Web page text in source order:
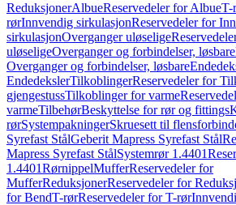
ReduksjonerAlbueReservedeler for AlbueT-
rørInnvendig sirkulasjonReservedeler for
sirkulasjonOverganger uløselige
uløseligeOverganger og forbindelser, løsbare
Overganger og forbindelser, løsbare
EndedekslerTilkoblingerReservedeler for
gjengestussTilkoblinger for varme
varmeTilbehørBeskyttelse for rør og fittings
rørSystempakningerSkruesett til
Syrefast StålGeberit Mapress Syrefast Stål
Mapress Syrefast StålSystemrør 1.4401
1.4401RørnippelMufferReservedeler for
MufferReduksjonerReservedeler for
for BendT-rørReservedeler for T-rør